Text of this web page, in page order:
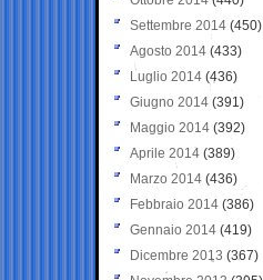
Settembre 2014 (450)
Agosto 2014 (433)
Luglio 2014 (436)
Giugno 2014 (391)
Maggio 2014 (392)
Aprile 2014 (389)
Marzo 2014 (436)
Febbraio 2014 (386)
Gennaio 2014 (419)
Dicembre 2013 (367)